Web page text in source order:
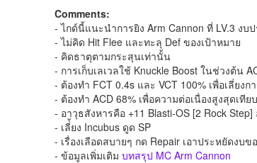
Comments:
- ไกด์นี้แนะนำการยิง Arm Cannon ที่ LV.3 งบ
- ไม่คิด Hit Flee และทะลุ Def ของเป้าหมาย
- คิดธาตุตามกระสุนเท่านั้น
- การเก็บเลเวลใช้ Knuckle Boost ในช่วงต้น
- ต้องทำ FCT 0.4s และ VCT 100% เพื่อเลี่ยง
- ต้องทำ ACD 68% เพื่อความต่อเนื่องสูงสุดเทีย
- อาวุธสังหารคือ +11 Blasti-OS [2 Rock
- เลี่้ยง Incubus ดูด SP
- เรื่องเลือดสบายๆ กด Repair เอาประหยัดงบข
- ข้อมูลเพิ่มเติม บทสรุป MC Arm Cannon